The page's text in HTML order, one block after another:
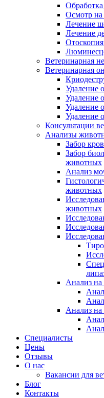
Осмотр
Лечение
Лечение
Ветеринарная
Ветеринарная
Удаление
Удаление
Удаление
Удаление
Консультации
Анализы
Забор
Забор
животных
Анализ
животных
животных
Анализ
Анализ
Специалисты
Цены
Отзывы
О нас
Вакансии для
Блог
Контакты